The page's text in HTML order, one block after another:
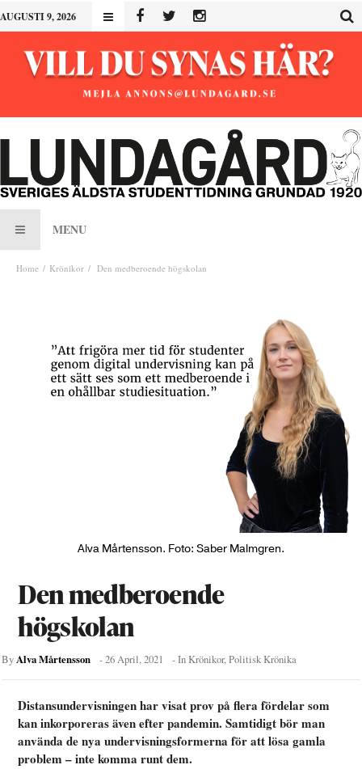
AUGUSTI 9, 2026
MENU
Home Krönikor Den medberoende högskolan
Alva Mårtensson. Foto: Saber Malmgren.
Den medberoende
högskolan
ByAlva Mårtensson -26 April, 2021 - In Krönikor,Politisk Krönika
Distansundervisningen har visat prov på flera fördelar som
kan inkorporerasäven efter pandemin. Samtidigt bör man
använda de nya undervisningsformerna för att lösa gamla
problem – inte komma runt dem.